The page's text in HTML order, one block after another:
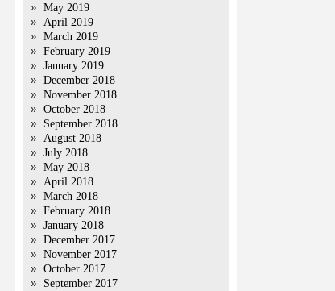
May 2019
April 2019
March 2019
February 2019
January 2019
December 2018
November 2018
October 2018
September 2018
August 2018
July 2018
May 2018
April 2018
March 2018
February 2018
January 2018
December 2017
November 2017
October 2017
September 2017